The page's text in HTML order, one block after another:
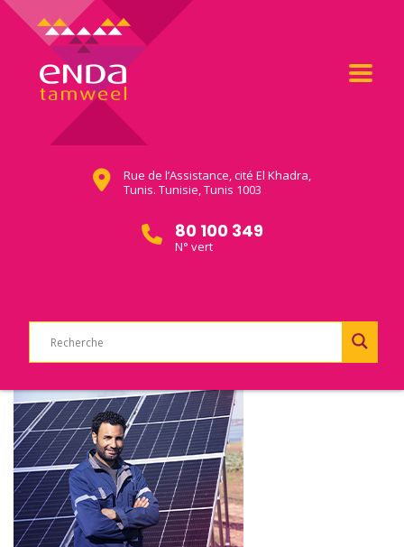
Rue de l’Assistance, cité El Khadra,
Tunis. Tunisie, Tunis 1003
80 100 349
N° vert